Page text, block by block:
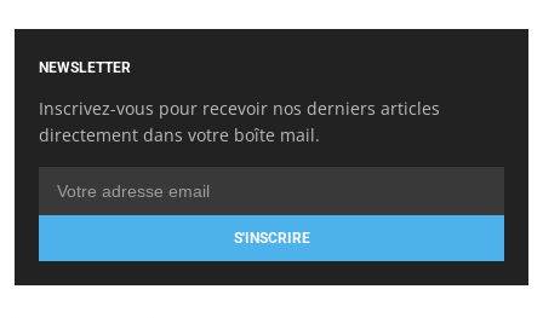
NEWSLETTER
Inscrivez-vous pour recevoir nos derniers articles
directement dans votre boîte mail.
S'INSCRIRE